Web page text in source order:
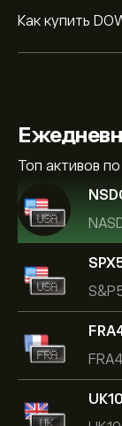
Как купить
Топ активов